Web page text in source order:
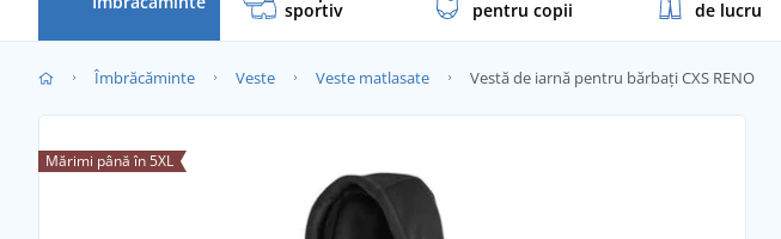
sportiv pentru copii de lucru
Îmbrăcăminte Veste Veste matlasate Vestă de iarnă pentru bărbați CXS RENO
Mărimi până în 5XL